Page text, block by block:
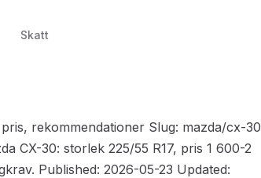
Skatt
rekommendationer Slug: mazda/cx-30
CX-30: storlek 225/55 R17, pris 1 600-2
Published: 2026-05-23 Updated: